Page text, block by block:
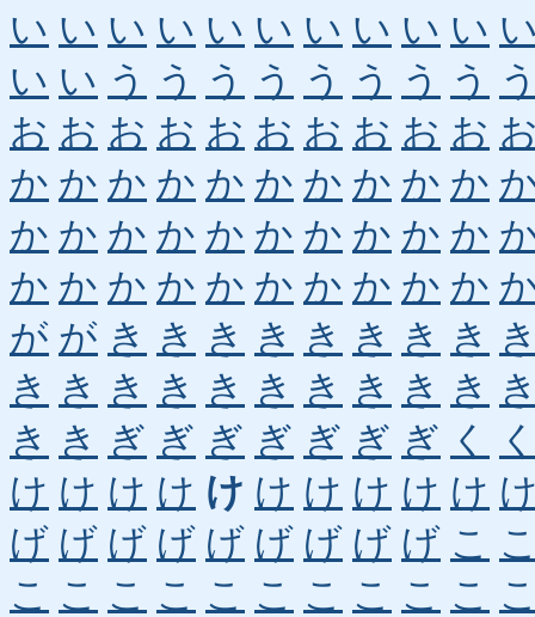
い い い い い い い い い い
い い う う う う う う う う
お お お お お お お お お お
か か か か か か か か か か
か か か か か か か か か か
か か か か か か か か か か
が が き き き き き き き き
き き き き き き き き き き
き き ぎ ぎ ぎ ぎ ぎ ぎ ぎ く
け け け け け け け け け け
げ げ げ げ げ げ げ げ げ こ
こ こ こ こ こ こ こ こ こ こ